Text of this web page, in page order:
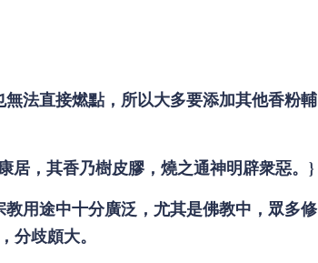
法直接燃點，所以大多要添加其他香粉輔
居，其香乃樹皮膠，燒之通神明辟衆惡。}
用途中十分廣泛，尤其是佛教中，眾多修
分歧頗大。